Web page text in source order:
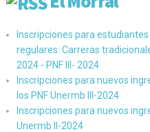
Inscripciones para estudiantes
regulares: Carreras
2024 - PNF III- 2024
Inscripciones para nuevos
los PNF Unermb III-2024
Inscripciones para nuevos
Unermb II-2024